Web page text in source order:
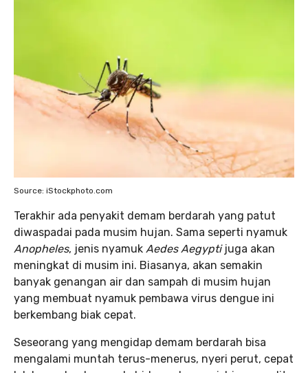
Source: iStockphoto.com
Terakhir ada penyakit demam berdarah yang patut
diwaspadai pada musim hujan. Sama seperti nyamuk
Anopheles, jenis nyamuk Aedes Aegypti juga akan
meningkat di musim ini. Biasanya, akan semakin
banyak genangan air dan sampah di musim hujan
yang membuat nyamuk pembawa virus dengue ini
berkembang biak cepat.
Seseorang yang mengidap demam berdarah bisa
mengalami muntah terus-menerus, nyeri perut, cepat